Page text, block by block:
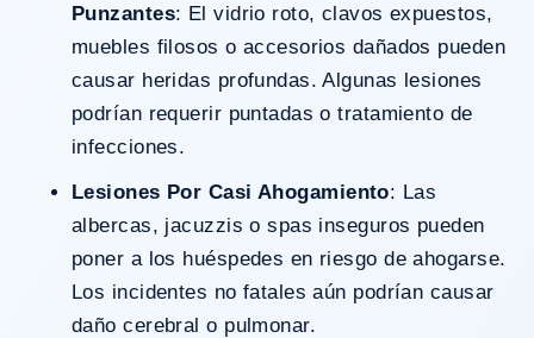
Punzantes: El vidrio roto, clavos expuestos,
muebles filosos o accesorios dañados pueden
causar heridas profundas. Algunas lesiones
podrían requerir puntadas o tratamiento de
infecciones.
Lesiones Por Casi Ahogamiento: Las
albercas, jacuzzis o spas inseguros pueden
poner a los huéspedes en riesgo de ahogarse.
Los incidentes no fatales aún podrían causar
daño cerebral o pulmonar.